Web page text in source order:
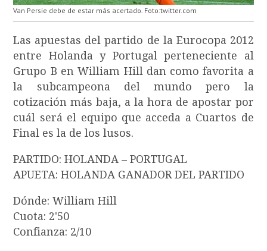
Van Persie debe de estar más acertado. Foto:twitter.com
Las apuestas del partido de la Eurocopa 2012
entre Holanda y Portugal perteneciente al
Grupo B en William Hill dan como favorita a
la subcampeona del mundo pero la
cotización más baja, a la hora de apostar por
cuál será el equipo que acceda a Cuartos de
Final es la de los lusos.
PARTIDO: HOLANDA – PORTUGAL
APUETA: HOLANDA GANADOR DEL PARTIDO
Dónde: William Hill
Cuota: 2'50
Confianza: 2/10